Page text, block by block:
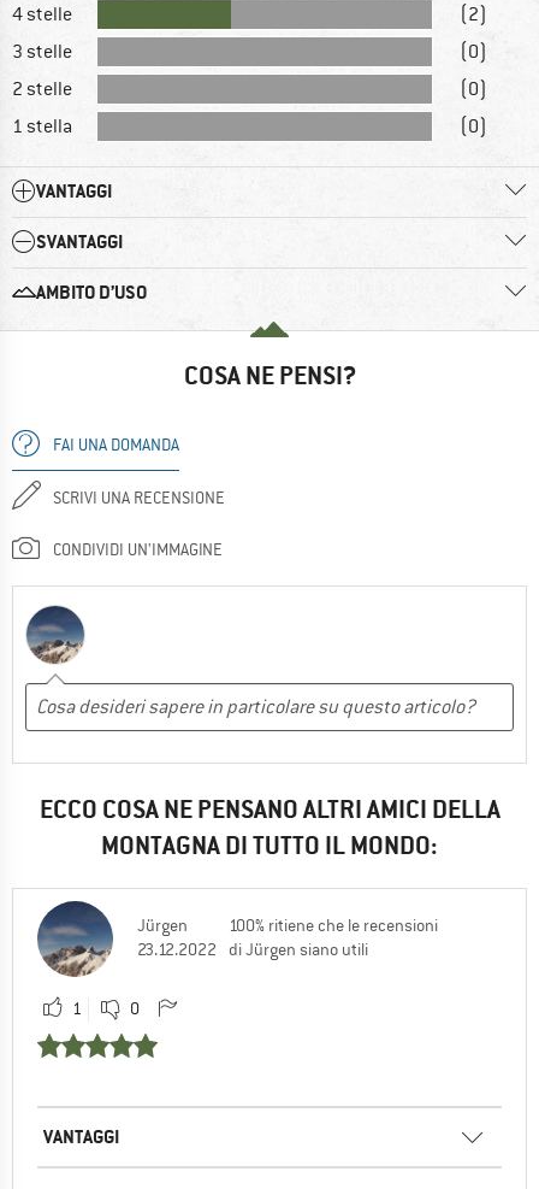
4 stelle
(2)
3 stelle
(0)
2 stelle
(0)
1 stella
(0)
VANTAGGI
SVANTAGGI
AMBITO D’USO
COSA NE PENSI?
FAI UNA DOMANDA
SCRIVI UNA RECENSIONE
CONDIVIDI UN'IMMAGINE
ECCO COSA NE PENSANO ALTRI AMICI DELLA
MONTAGNA DI TUTTO IL MONDO:
Jürgen
23.12.2022
100% ritiene che le recensioni
di Jürgen siano utili
1 0
VANTAGGI